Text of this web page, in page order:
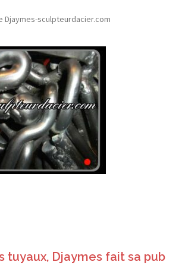
Djaymes-sculpteurdacier.com
tuyaux, Djaymes fait sa pub